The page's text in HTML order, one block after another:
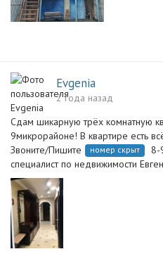
Evgenia
2 года назад
Сдам шикарную трёх комнатную
9микрорайоне! В квартире есть
Звоните/Пишите
номер скрыт
8-
специалист по недвижимости